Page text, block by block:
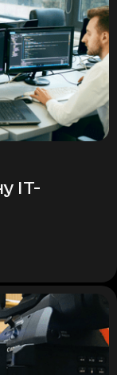
ІТ-